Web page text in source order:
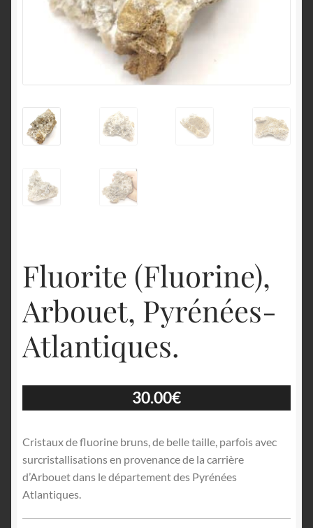
Fluorite (Fluorine),
Arbouet, Pyrénées-
Atlantiques.
30.00€
Cristaux de fluorine bruns, de belle taille, parfois avec
surcristallisations en provenance de la carrière
d’Arbouet dans le département des Pyrénées
Atlantiques.